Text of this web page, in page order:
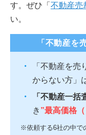
す。ぜひ「 不動産売
い。
「不動産を
「不動産を
からない方」
「不動産一括
き ”最高価格
※依頼する6社の中で